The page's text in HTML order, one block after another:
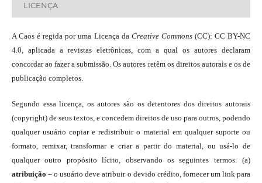
LICENÇA
A Caos é regida por uma Licença da Creative Commons(CC): CC BY-NC
4.0, aplicada a revistas eletrônicas, com a qual os autores declaram
concordar ao fazer a submissão. Os autores retêm os direitos autorais e os de
publicação completos.
Segundo essa licença, os autores são os detentores dos direitos autorais
(copyright) de seus textos, e concedem direitos de uso para outros, podendo
qualquer usuário copiar e redistribuir o material em qualquer suporte ou
formato, remixar, transformar e criar a partir do material, ou usá-lo de
qualquer outro propósito lícito, observando os seguintes termos: (a)
atribuição – o usuário deve atribuir o devido crédito, fornecer um link para